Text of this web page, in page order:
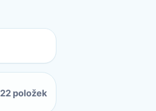
22 položek